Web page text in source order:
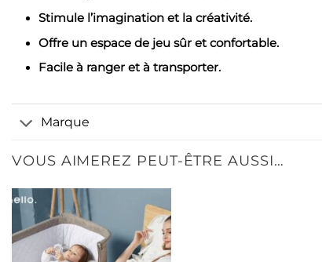
Stimule l’imagination et la créativité.
Offre un espace de jeu sûr et confortable.
Facile à ranger et à transporter.
Marque
VOUS AIMEREZ PEUT-ÊTRE AUSSI…